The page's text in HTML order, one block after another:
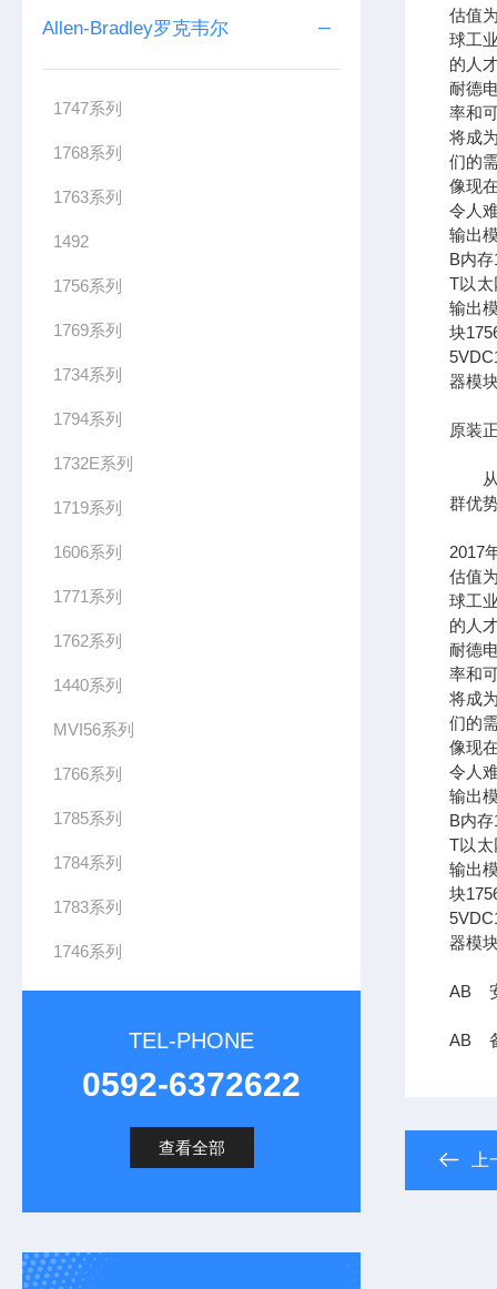
Allen-Bradley罗克韦尔
1747系列
1768系列
1763系列
1492
1756系列
1769系列
1734系列
1794系列
1732E系列
1719系列
1606系列
1771系列
1762系列
1440系列
MVI56系列
1766系列
1785系列
1784系列
1783系列
1746系列
TEL-PHONE
0592-6372622
查看全部
估值
球工
的人
耐德
率和
将成
们的
像现
令人
输出
B内
T以太
输出
块
器模
原装
从长
群优
2017
估值
球工
的人
耐德
率和
将成
们的
像现
令人
输出
B内
T以太
输出
块
器模
AB
AB